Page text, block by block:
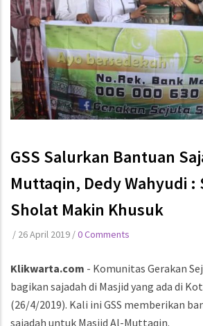
GSS Salurkan Bantuan
Muttaqin, Dedy Wahyudi :
Sholat Makin Khusuk
/ 26 April 2019 /0 Comments
Klikwarta.com - Komunitas Gerakan
bagikan sajadah di Masjid yang ada di
(26/4/2019). Kali ini GSS memberikan
sajadah untuk Masjid Al-Muttaqin.